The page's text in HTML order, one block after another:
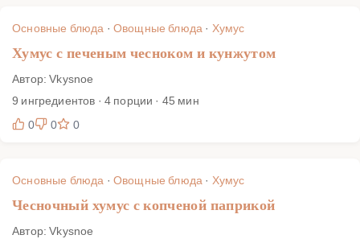
Основные блюда · Овощные блюда · Хумус
Хумус с печеным чесноком и кунжутом
Автор: Vkysnoe
9 ингредиентов · 4 порции · 45 мин
0
0 0
Основные блюда · Овощные блюда · Хумус
Чесночный хумус с копченой паприкой
Автор: Vkysnoe